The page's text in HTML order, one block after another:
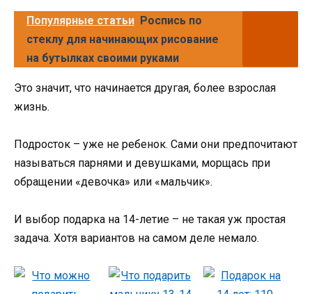
Популярные статьи Роспись по
стеклу для начинающих рисование
на бутылках своими руками
Это значит, что начинается другая, более взрослая
жизнь.
Подросток – уже не ребенок. Сами они предпочитают
называться парнями и девушками, морщась при
обращении «девочка» или «мальчик».
И выбор подарка на 14-летие – не такая уж простая
задача. Хотя вариантов на самом деле немало.